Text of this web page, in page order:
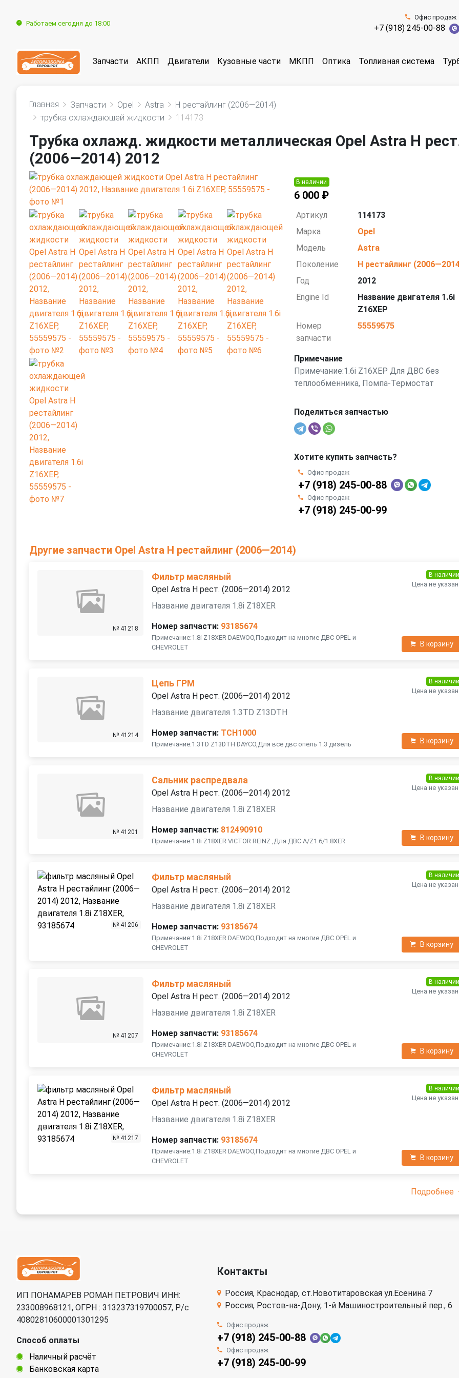
Работаем сегодня до 18:00
Офис продаж
+7 (918) 245-00-88
Запчасти АКПП Двигатели Кузовные части МКПП Оптика Топливная система
Главная Запчасти Opel Astra
H рестайлинг (2006—2014)
трубка охлаждающей жидкости
114173
Трубка охлажд. жидкости металлическая Opel Astra H
(2006—2014) 2012
В наличии
6 000 ₽
Артикул
114173
Марка
Opel
Модель
Astra
Поколение
H рестайлинг
Год
2012
Engine Id
Название двигателя 1.6i
Z16XEP
Номер
запчасти
55559575
Примечание
Примечание:1.6i Z16XEP Для ДВС без
теплообменника, Помпа-Термостат
Поделиться запчастью
Хотите купить запчасть?
Офис продаж
+7 (918) 245-00-88
Офис продаж
+7 (918) 245-00-99
Другие запчасти Opel Astra H рестайлинг (2006—2014)
№ 41218
Фильтр масляный
Opel Astra H рест. (2006—2014) 2012
Название двигателя 1.8i Z18XER
Номер запчасти: 93185674
Примечание:1.8i Z18XER DAEWOO,Подходит на многие ДВС OPEL и
CHEVROLET
В наличии
Цена не
В корзину
№ 41214
Цепь ГРМ
Opel Astra H рест. (2006—2014) 2012
Название двигателя 1.3TD Z13DTH
Номер запчасти: TCH1000
Примечание:1.3TD Z13DTH DAYCO,Для все двс опель 1.3 дизель
В наличии
Цена не
В корзину
№ 41201
Сальник распредвала
Opel Astra H рест. (2006—2014) 2012
Название двигателя 1.8i Z18XER
Номер запчасти: 812490910
Примечание:1.8i Z18XER VICTOR REINZ ,Для ДВС A/Z1.6/1.8XER
В наличии
Цена не
В корзину
№ 41206
Фильтр масляный
Opel Astra H рест. (2006—2014) 2012
Название двигателя 1.8i Z18XER
Номер запчасти: 93185674
Примечание:1.8i Z18XER DAEWOO,Подходит на многие ДВС OPEL и
CHEVROLET
В наличии
Цена не
В корзину
№ 41207
Фильтр масляный
Opel Astra H рест. (2006—2014) 2012
Название двигателя 1.8i Z18XER
Номер запчасти: 93185674
Примечание:1.8i Z18XER DAEWOO,Подходит на многие ДВС OPEL и
CHEVROLET
В наличии
Цена не
В корзину
№ 41217
Фильтр масляный
Opel Astra H рест. (2006—2014) 2012
Название двигателя 1.8i Z18XER
Номер запчасти: 93185674
Примечание:1.8i Z18XER DAEWOO,Подходит на многие ДВС OPEL и
CHEVROLET
В наличии
Цена не
В корзину
Подробнее
ИП ПОНАМАРЁВ РОМАН ПЕТРОВИЧ ИНН:
233008968121, ОГРН : 313237319700057, Р/c
40802810600001301295
Способ оплаты
Наличный расчёт
Банковская карта
Контакты
Россия, Краснодар, ст.Новотитаровская ул.Есенина 7
Россия, Ростов-на-Дону, 1-й Машиностроительный пер., 6
Офис продаж
+7 (918) 245-00-88
Офис продаж
+7 (918) 245-00-99